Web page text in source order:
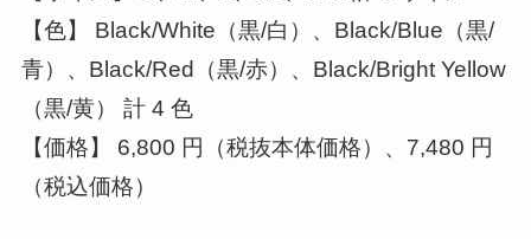
【色】 Black/White（黒/白）、Black/Blue（黒/
青）、Black/Red（黒/赤）、Black/Bright Yellow
（黒/黄） 計 4 色
【価格】 6,800 円（税抜本体価格）、7,480 円
（税込価格）